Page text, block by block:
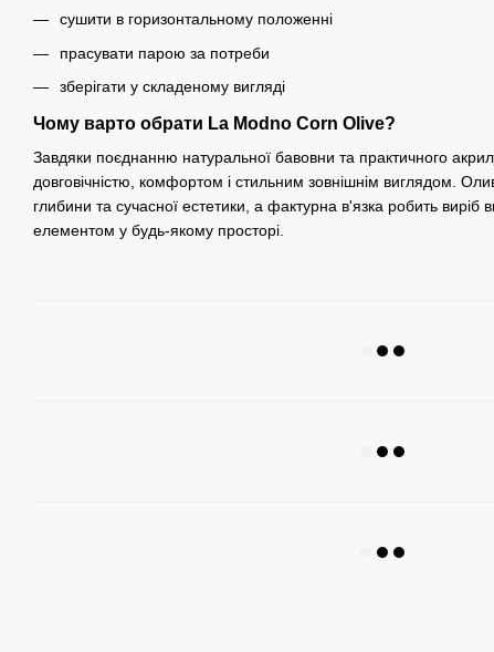
сушити в горизонтальному положенні
прасувати парою за потреби
зберігати у складеному вигляді
Чому варто обрати La Modno Corn Olive?
Завдяки поєднанню натуральної бавовни та практичного
довговічністю, комфортом і стильним зовнішнім виглядом.
глибини та сучасної естетики, а фактурна в'язка робить виріб
елементом у будь-якому просторі.